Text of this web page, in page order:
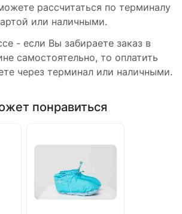
рассчитаться по терминалу
или наличными.
- если Вы забираете заказ в
самостоятельно, то оплатить
через терминал или наличными.
понравиться